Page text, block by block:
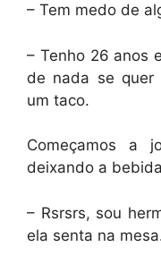
– Tem medo de
– Tenho 26 anos
de nada se quer
um taco.
Começamos a
deixando a
– Rsrsrs, sou
ela senta na